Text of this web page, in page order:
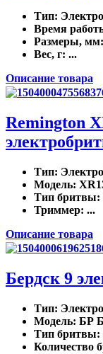
Тип:
Время
Размеры, мм
Вес, г: ...
Описание товара
Remington
Тип:
Модель:
Тип бритвы:
Триммер: ...
Описание товара
Бердск 9
Тип:
Модель: БР
Тип бритвы:
Количество